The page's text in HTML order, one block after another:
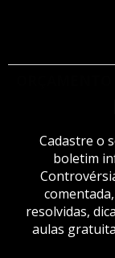
Cadastre o
boletim
resolvidas,
aulas